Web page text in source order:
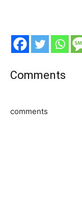
Comments
comments